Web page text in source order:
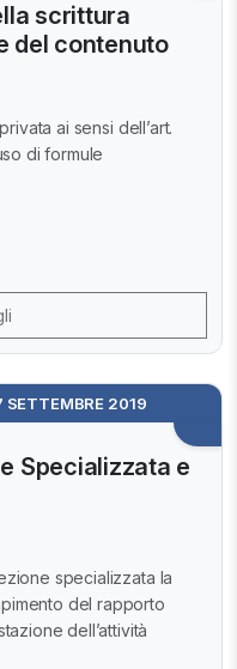
scrittura
del contenuto
ai sensi dell’art.
di formule
SETTEMBRE 2019
Specializzata e
specializzata la
del rapporto
dell’attività